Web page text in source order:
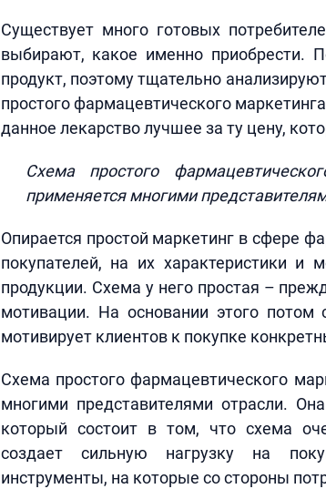
Существует много готовых
выбирают, какое именно приобрести.
продукт, поэтому тщательно
простого фармацевтического
данное лекарство лучшее за ту цену,
Схема простого
применяется многими
Опирается простой маркетинг в сфере
покупателей, на их характеристики и
продукции. Схема у него простая –
мотивации. На основании этого потом
мотивирует клиентов к покупке
Схема простого фармацевтического
многими представителями отрасли.
который состоит в том, что схема
создает сильную нагрузку на
инструменты, на которые со стороны